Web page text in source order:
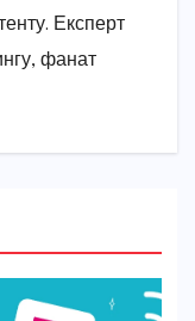
Експерт
фанат